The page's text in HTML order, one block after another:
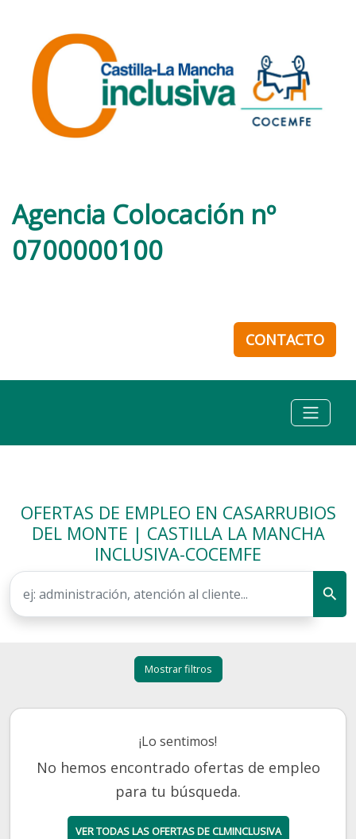
Agencia Colocación nº
0700000100
CONTACTO
OFERTAS DE EMPLEO EN CASARRUBIOS
DEL MONTE | CASTILLA LA MANCHA
INCLUSIVA-COCEMFE
Mostrar filtros
¡Lo sentimos!
No hemos encontrado ofertas de empleo
para tu búsqueda.
VER TODAS LAS OFERTAS DE CLMINCLUSIVA